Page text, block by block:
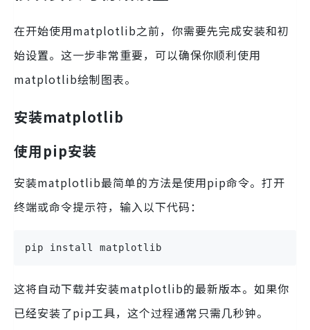
在开始使用matplotlib之前，你需要先完成安装和初
始设置。这一步非常重要，可以确保你顺利使用
matplotlib绘制图表。
安装matplotlib
使用pip安装
安装matplotlib最简单的方法是使用pip命令。打开
终端或命令提示符，输入以下代码：
pip install matplotlib
这将自动下载并安装matplotlib的最新版本。如果你
已经安装了pip工具，这个过程通常只需几秒钟。